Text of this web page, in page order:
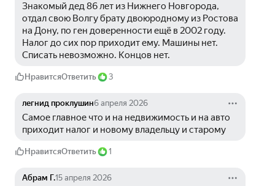
Знакомый дед 86 лет из Нижнего Новгорода,
отдал свою Волгу брату двоюродному из Ростова
на Дону, по ген доверенности ещё в 2002 году.
Налог до сих пор приходит ему. Машины нет.
Списать невозможно. Концов нет.
НравитсяОтветить 3
легнид проклушин6 апреля 2026
Самое главное что и на недвижимость и на авто
приходит налог и новому владельцу и старому
НравитсяОтветить 1
Абрам Г.15 апреля 2026